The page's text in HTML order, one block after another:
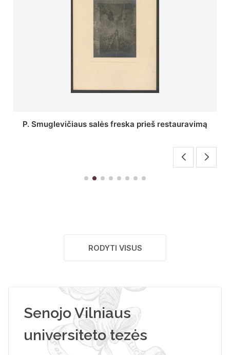
Stepono Batoro universiteto bibliotekos Profesorių
RODYTI VISUS
Senojo Vilniaus
universiteto tezės